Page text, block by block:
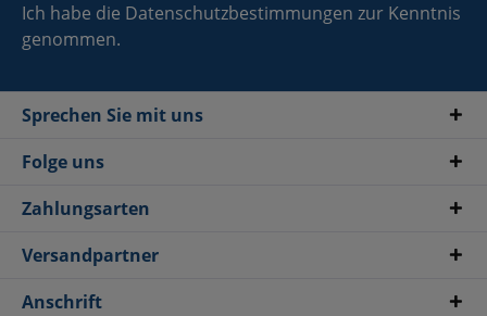
Ich habe die Datenschutzbestimmungen zur Kenntnis
genommen.
Sprechen Sie mit uns
Folge uns
Zahlungsarten
Versandpartner
Anschrift